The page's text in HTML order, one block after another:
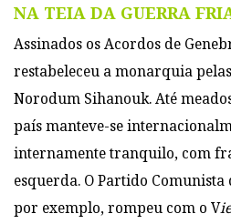
NA TEIA DA GUERRA
Assinados os Acordos de
restabeleceu a monarquia
Norodum Sihanouk. Até
país manteve-se
internamente tranquilo, com
esquerda. O Partido Comunista
por exemplo, rompeu com o V